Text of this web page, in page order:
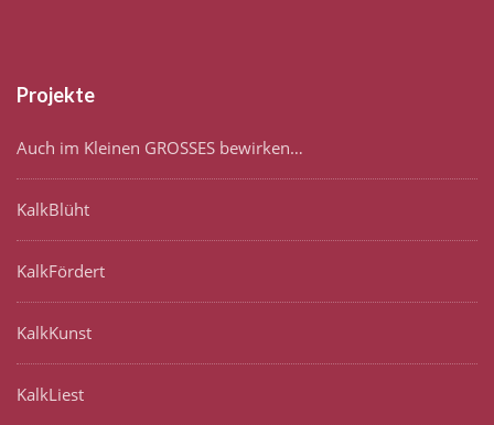
Projekte
Auch im Kleinen GROSSES bewirken…
KalkBlüht
KalkFördert
KalkKunst
KalkLiest